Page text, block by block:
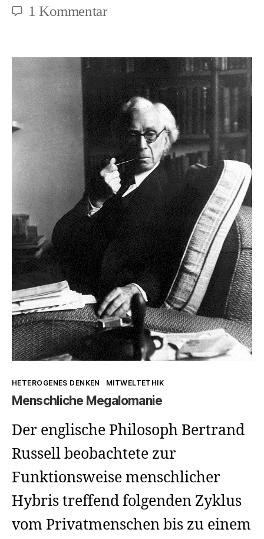
1 Kommentarzu
Ritualistik,
Witchcraft
und
Tierobjektifizierung
Kategorien
HETEROGENES DENKEN MITWELTETHIK
Menschliche Megalomanie
Der englische Philosoph Bertrand
Russell beobachtete zur
Funktionsweise menschlicher
Hybris treffend folgenden Zyklus
vom Privatmenschen bis zu einem